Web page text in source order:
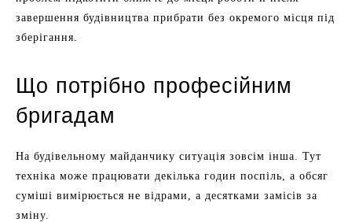
завершення будівництва прибрати без окремого місця під
зберігання.
Що потрібно професійним
бригадам
На будівельному майданчику ситуація зовсім інша. Тут
техніка може працювати декілька годин поспіль, а обсяг
суміші вимірюється не відрами, а десятками замісів за
зміну.